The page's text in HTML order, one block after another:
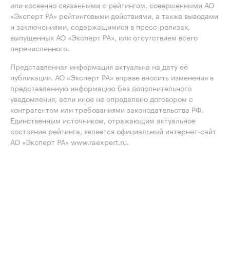
или косвенно связанными с рейтингом, совершенными АО
«Эксперт РА» рейтинговыми действиями, а также выводами
и заключениями, содержащимися в пресс-релизах,
выпущенных АО «Эксперт РА», или отсутствием всего
перечисленного.
Представленная информация актуальна на дату её
публикации. АО «Эксперт РА» вправе вносить изменения в
представленную информацию без дополнительного
уведомления, если иное не определено договором с
контрагентом или требованиями законодательства РФ.
Единственным источником, отражающим актуальное
состояние рейтинга, является официальный интернет-сайт
АО «Эксперт РА» www.raexpert.ru.